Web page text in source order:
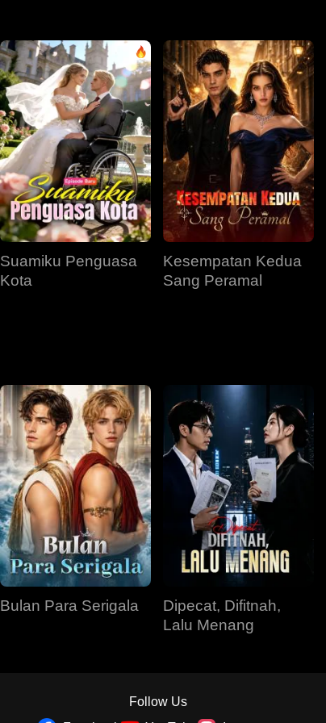
Suamiku Penguasa
Kota
Kesempatan Kedua
Sang Peramal
Bulan Para Serigala
Dipecat, Difitnah,
Lalu Menang
Follow Us